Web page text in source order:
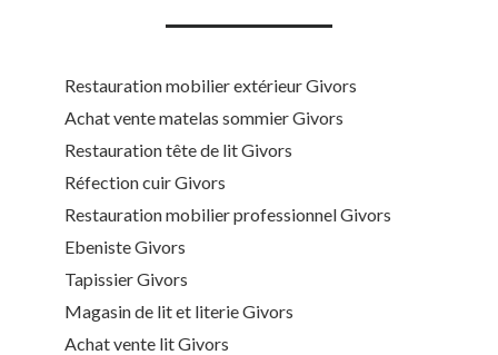
Restauration mobilier extérieur Givors
Achat vente matelas sommier Givors
Restauration tête de lit Givors
Réfection cuir Givors
Restauration mobilier professionnel Givors
Ebeniste Givors
Tapissier Givors
Magasin de lit et literie Givors
Achat vente lit Givors